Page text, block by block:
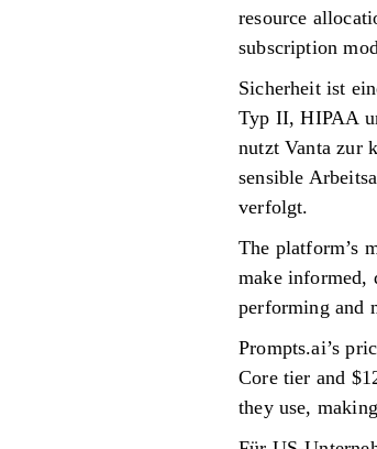
resource
subscription
Sicherheit ist
Typ II, HIPAA
nutzt Vanta zur
sensible
verfolgt.
The platform’s
make informed,
performing and
Prompts.ai’s
Core tier and
they use,